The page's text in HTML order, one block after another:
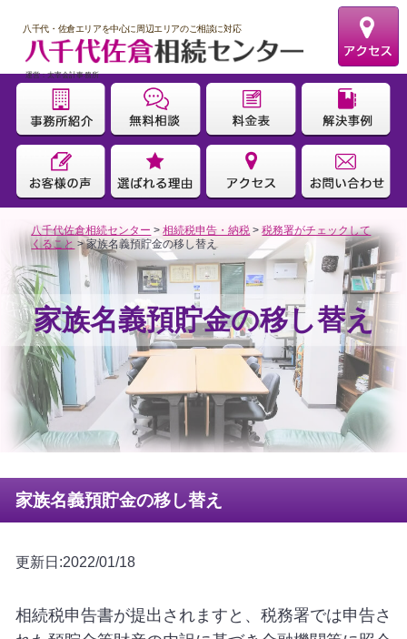
八千代・佐倉エリアを中心に周辺エリアのご相談に対応
運営：太宰会計事務所
八千代佐倉相続センター >相続税申告・納税 >税務署がチェックして
くること >家族名義預貯金の移し替え
家族名義預貯金の移し替え
家族名義預貯金の移し替え
更新日:2022/01/18
相続税申告書が提出されますと、税務署では申告さ